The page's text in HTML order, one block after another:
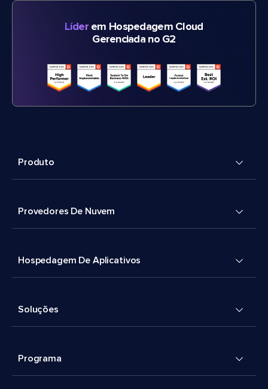
Líderem Hospedagem Cloud
Gerenciada no G2
Produto
Provedores De Nuvem
Hospedagem De Aplicativos
Soluções
Programa